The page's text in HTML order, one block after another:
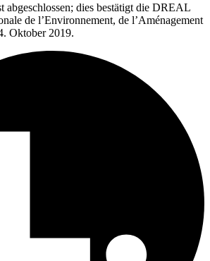
abgeschlossen; dies bestätigt die DREAL
de l’Environnement, de l’Aménagement
Oktober 2019.